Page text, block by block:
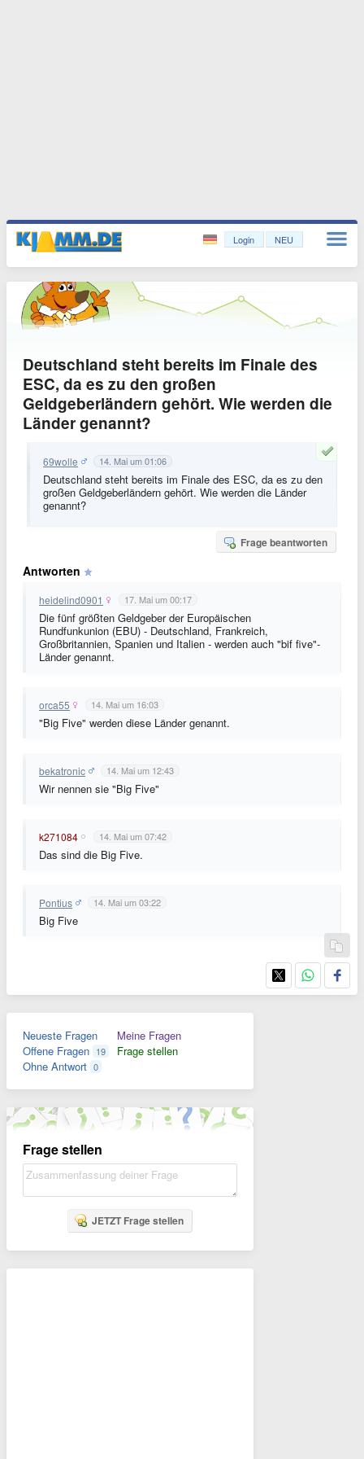
Login NEU
Deutschland steht bereits im Finale des
ESC, da es zu den großen
Geldgeberländern gehört. Wie werden die
Länder genannt?
69wolle 14. Mai um 01:06
Deutschland steht bereits im Finale des ESC, da es zu den
großen Geldgeberländern gehört. Wie werden die Länder
genannt?
Frage beantworten
Antworten
heidelind0901 17. Mai um 00:17
Die fünf größten Geldgeber der Europäischen
Rundfunkunion (EBU) - Deutschland, Frankreich,
Großbritannien, Spanien und Italien - werden auch "bif five"-
Länder genannt.
orca55 14. Mai um 16:03
"Big Five" werden diese Länder genannt.
bekatronic 14. Mai um 12:43
Wir nennen sie "Big Five"
k271084 14. Mai um 07:42
Das sind die Big Five.
Pontius 14. Mai um 03:22
Big Five
Neueste Fragen
Offene Fragen 19
Ohne Antwort 0
Meine Fragen
Frage stellen
Frage stellen
JETZT Frage stellen